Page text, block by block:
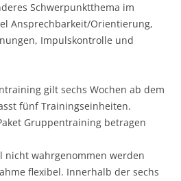
Schwerpunktthema im
Ansprechbarkeit/Orientierung,
Impulskontrolle und
gilt sechs Wochen ab dem
fünf Trainingseinheiten.
Gruppentraining betragen
nicht wahrgenommen werden
flexibel. Innerhalb der sechs